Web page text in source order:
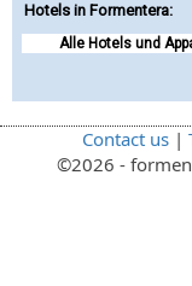
Hotels in Formentera:
Alle Hotels und
Contact us |
©2026 -